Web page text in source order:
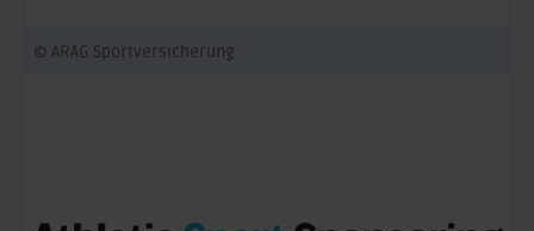
© ARAG Sportversicherung